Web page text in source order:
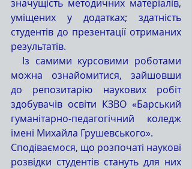
значущість методичних матеріалів,
уміщених у додатках; здатність
студентів до презентації отриманих
результатів.
можна ознайомитися, зайшовши
до репозитарію наукових робіт
здобувачів освіти КЗВО «Барський
гуманітарно-педагогічний коледж
імені Михайла Грушевського».
Сподіваємося, що розпочаті наукові
розвідки студентів стануть для них